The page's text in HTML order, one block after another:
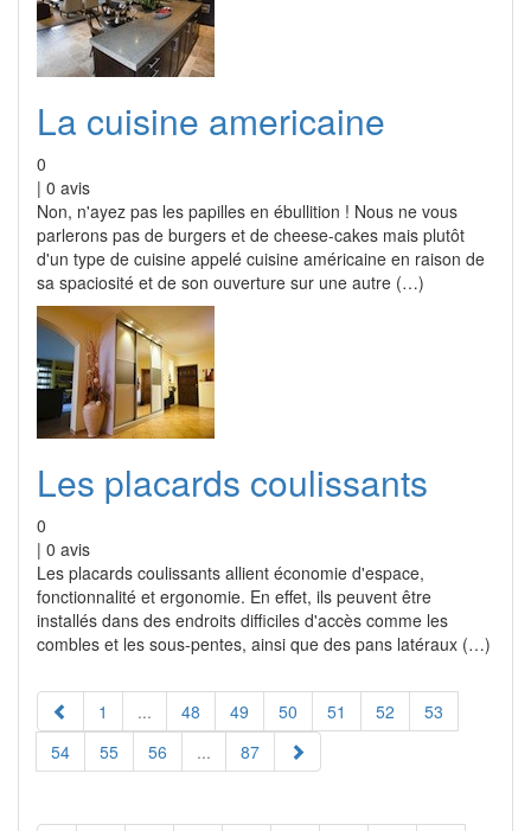
La cuisine americaine
0
| 0 avis
Non, n'ayez pas les papilles en ébullition ! Nous ne vous
parlerons pas de burgers et de cheese-cakes mais plutôt
d'un type de cuisine appelé cuisine américaine en raison de
sa spaciosité et de son ouverture sur une autre (…)
Les placards coulissants
0
| 0 avis
Les placards coulissants allient économie d'espace,
fonctionnalité et ergonomie. En effet, ils peuvent être
installés dans des endroits difficiles d'accès comme les
combles et les sous-pentes, ainsi que des pans latéraux (…)
1 ... 48 49 50 51 52
53
54
55 56 ... 87